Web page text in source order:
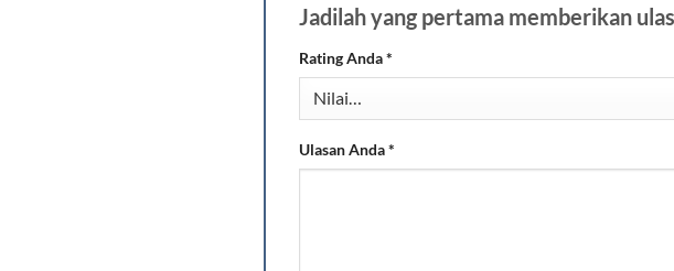
Jadilah yang pertama memberikan
Rating Anda*
Ulasan Anda*